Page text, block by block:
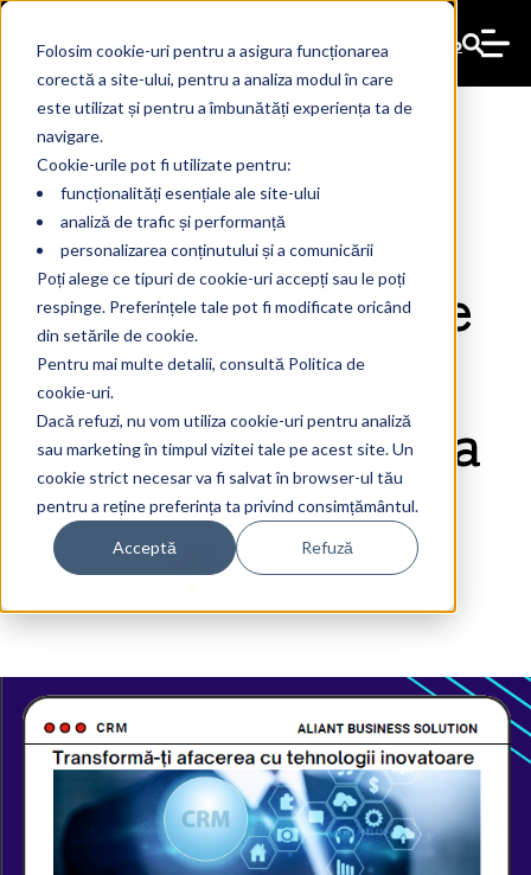
Folosim cookie-uri pentru a asigura funcționarea
corectă a site-ului, pentru a analiza modul în care
este utilizat și pentru a îmbunătăți experiența ta de
navigare.
Cookie-urile pot fi utilizate pentru:
funcționalități esențiale ale site-ului
analiză de trafic și performanță
personalizarea conținutului și a comunicării
Poți alege ce tipuri de cookie-uri accepți sau le poți
respinge. Preferințele tale pot fi modificate oricând
din setările de cookie.
Pentru mai multe detalii, consultă Politica de
cookie-uri.
Dacă refuzi, nu vom utiliza cookie-uri pentru analiză
sau marketing în timpul vizitei tale pe acest site. Un
cookie strict necesar va fi salvat în browser-ul tău
pentru a reține preferința ta privind consimțământul.
Acceptă Refuză
Ro
Cum un CRM
modern iti poate
transforma
complet afacerea
4 iun. 2025
ANTRO